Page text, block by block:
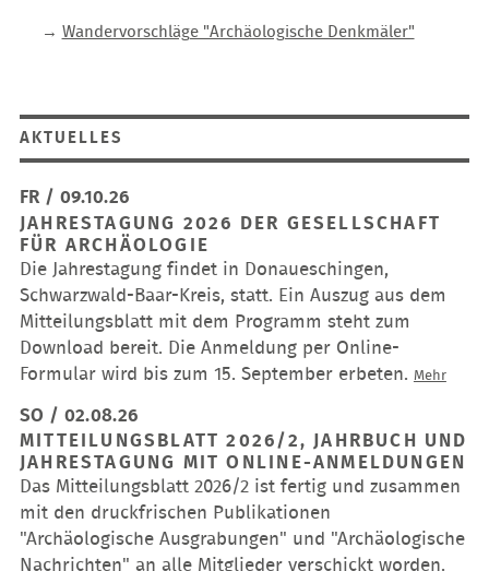
→ Wandervorschläge "Archäologische Denkmäler"
AKTUELLES
FR / 09.10.26
JAHRESTAGUNG 2026 DER GESELLSCHAFT
FÜR ARCHÄOLOGIE
Die Jahrestagung findet in Donaueschingen,
Schwarzwald-Baar-Kreis, statt. Ein Auszug aus dem
Mitteilungsblatt mit dem Programm steht zum
Download bereit. Die Anmeldung per Online-
Formular wird bis zum 15. September erbeten. Mehr
SO / 02.08.26
MITTEILUNGSBLATT 2026/2, JAHRBUCH UND
JAHRESTAGUNG MIT ONLINE-ANMELDUNGEN
Das Mitteilungsblatt 2026/2 ist fertig und zusammen
mit den druckfrischen Publikationen
"Archäologische Ausgrabungen" und "Archäologische
Nachrichten" an alle Mitglieder verschickt worden.